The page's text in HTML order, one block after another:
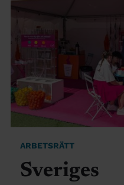
ARBETSRÄTT
Sveriges